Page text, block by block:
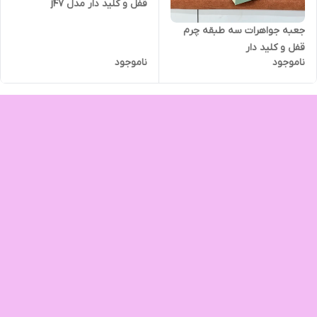
جعبه جواهرات سه طبقه چرم
قفل و کلید دار
ناموجود
قفل و کلید دار مدل j47
ناموجود